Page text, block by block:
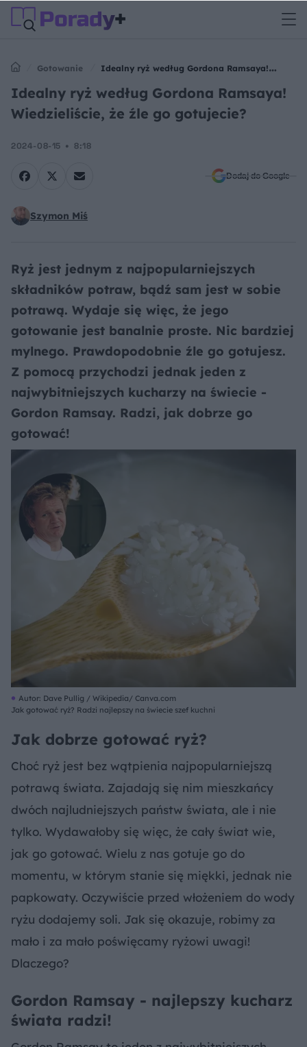
Gotowanie
Idealny ryż według Gordona Ramsaya!
Wiedzieliście, że źle go gotujecie?
Idealny ryż według Gordona Ramsaya!
Wiedzieliście, że źle go gotujecie?
2024-08-15 8:18
Dodaj do Google
Szymon Miś
Ryż jest jednym z najpopularniejszych
składników potraw, bądź sam jest w sobie
potrawą. Wydaje się więc, że jego
gotowanie jest banalnie proste. Nic bardziej
mylnego. Prawdopodobnie źle go gotujesz.
Z pomocą przychodzi jednak jeden z
najwybitniejszych kucharzy na świecie -
Gordon Ramsay. Radzi, jak dobrze go
gotować!
Autor: Dave Pullig / Wikipedia/ Canva.com
Jak gotować ryż? Radzi najlepszy na świecie szef kuchni
Jak dobrze gotować ryż?
Choć ryż jest bez wątpienia najpopularniejszą
potrawą świata. Zajadają się nim mieszkańcy
dwóch najludniejszych państw świata, ale i nie
tylko. Wydawałoby się więc, że cały świat wie,
jak go gotować. Wielu z nas gotuje go do
momentu, w którym stanie się miękki, jednak nie
papkowaty. Oczywiście przed włożeniem do wody
ryżu dodajemy soli. Jak się okazuje, robimy za
mało i za mało poświęcamy ryżowi uwagi!
Dlaczego?
Gordon Ramsay - najlepszy kucharz
świata radzi!